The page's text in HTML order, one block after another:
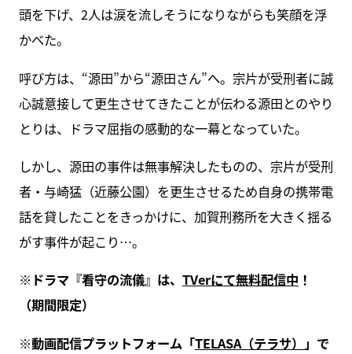
頭を下げ、2人は涙を流しそうになりながらも笑顔を浮
かべた。
呼び方は、“源田”から“源田さん”へ。宗片が受刑者に誠
心誠意接して更生させてきたことが伝わる源田とのやり
とりは、ドラマ屈指の感動的な一幕となっていた。
しかし、源田の事件は無事解決したものの、宗片が受刑
者・与崎猛（近藤公園）を更生させるため自身の携帯電
話を貸したことをきっかけに、加賀刑務所を大きく揺る
がす事件が起こり…。
※ドラマ『看守の流儀』は、 TVerにて無料配信中 ！
（期間限定）
※動画配信プラットフォーム「TELASA（テラサ） 」で